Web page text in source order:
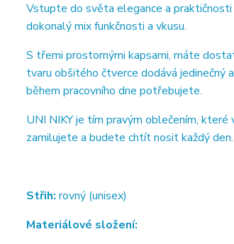
Vstupte do světa elegance a praktičnosti
dokonalý mix funkčnosti a vkusu.
S třemi prostornými kapsami, máte
tvaru obšitého čtverce dodává jedinečný
během pracovního dne potřebujete.
UNI NIKY je tím pravým oblečením,
zamilujete a budete chtít nosit každý den.
Střih: rovný (unisex)
Materiálové složení: